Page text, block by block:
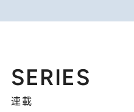
SERIES
連載